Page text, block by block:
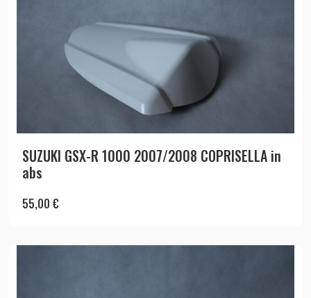
SUZUKI GSX-R 1000 2007/2008 COPRISELLA in
abs
55,00 €